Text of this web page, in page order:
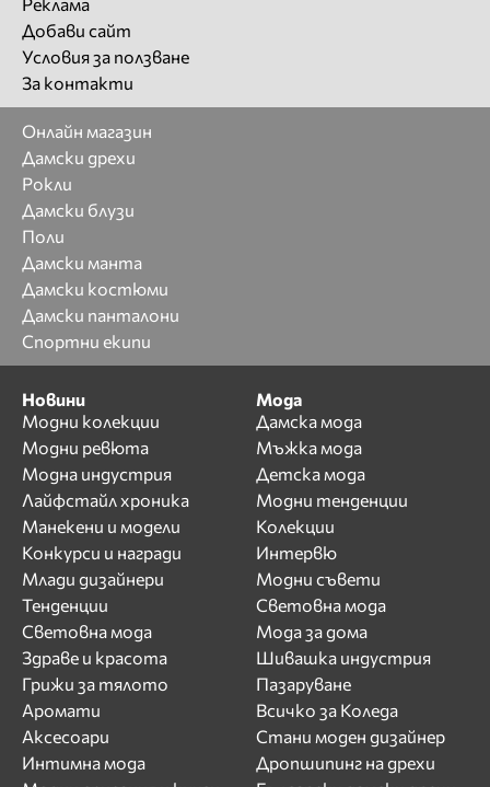
Реклама
Добави сайт
Условия за ползване
За контакти
Онлайн магазин
Дамски дрехи
Рокли
Дамски блузи
Поли
Дамски манта
Дамски костюми
Дамски панталони
Спортни екипи
Новини
Модни колекции
Модни ревюта
Модна индустрия
Лайфстайл хроника
Манекени и модели
Конкурси и награди
Млади дизайнери
Тенденции
Световна мода
Здраве и красота
Грижи за тялото
Аромати
Аксесоари
Интимна мода
Мода
Дамска мода
Мъжка мода
Детска мода
Модни тенденции
Колекции
Интервю
Модни съвети
Световна мода
Мода за дома
Шивашка индустрия
Пазаруване
Всичко за Коледа
Стани моден дизайнер
Дропшипинг на дрехи